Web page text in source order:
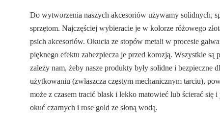
Do wytworzenia naszych akcesoriów używamy solidnych,
sprzętom. Najczęściej wybieracie je w kolorze różowego
psich akcesoriów. Okucia ze stopów metali w procesie
pięknego efektu zabezpiecza je przed korozją. Wszystkie
zależy nam, żeby nasze produkty były solidne i
użytkowaniu (zwłaszcza częstym mechanicznym tarciu),
może z czasem tracić blask i lekko matowieć lub ścierać się
okuć czarnych i rose gold ze słoną wodą.